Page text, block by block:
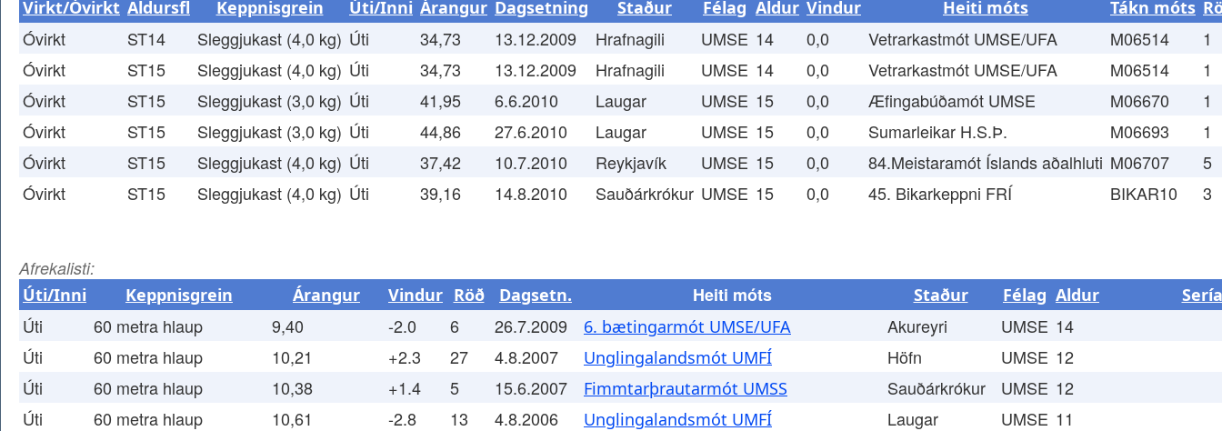
Virkt/Óvirkt Aldursfl Keppnisgrein Úti/Inni Árangur Dagsetning Staður Félag Aldur Vindur Heiti móts Tákn móts
Óvirkt ST14 Sleggjukast (4,0 kg) Úti 34,73 13.12.2009 Hrafnagili UMSE 14 0,0 Vetrarkastmót UMSE/UFA M06514
1
Óvirkt
ST15 Sleggjukast (4,0 kg) Úti 34,73 13.12.2009 Hrafnagili UMSE 14 0,0 Vetrarkastmót UMSE/UFA M06514
1
Óvirkt
ST15 Sleggjukast (3,0 kg) Úti 41,95 6.6.2010 Laugar UMSE 15 0,0 Æfingabúðamót UMSE M06670
1
Óvirkt
ST15 Sleggjukast (3,0 kg) Úti 44,86 27.6.2010 Laugar UMSE 15 0,0 Sumarleikar H.S.Þ. M06693
1
Óvirkt
ST15 Sleggjukast (4,0 kg) Úti 37,42 10.7.2010 Reykjavík UMSE 15 0,0 84.Meistaramót Íslands aðalhluti M06707
5
Óvirkt
ST15 Sleggjukast (4,0 kg) Úti 39,16 14.8.2010 Sauðárkrókur UMSE 15 0,0 45. Bikarkeppni FRÍ BIKAR10 3
Afrekalisti:
Úti/Inni Keppnisgrein Árangur Vindur Röð Dagsetn. Heiti móts Staður Félag Aldur Sería
Úti 60 metra hlaup 9,40 -2.0 6 26.7.2009 6. bætingarmót UMSE/UFA Akureyri UMSE 14
Úti
60 metra hlaup 10,21 +2.3 27 4.8.2007 Unglingalandsmót UMFÍ Höfn UMSE 12
Úti
60 metra hlaup 10,38 +1.4 5 15.6.2007 Fimmtarþrautarmót UMSS Sauðárkrókur UMSE 12
Úti
60 metra hlaup 10,61 -2.8 13 4.8.2006 Unglingalandsmót UMFÍ Laugar UMSE 11